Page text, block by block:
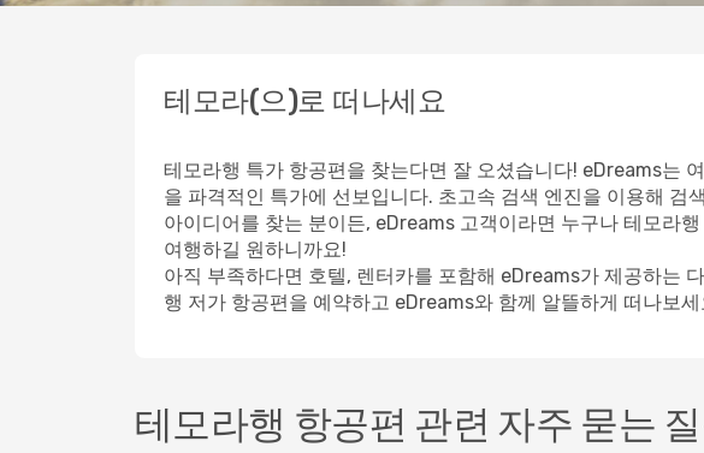
테모라(으)로 떠나세요
테모라행 특가 항공편을 찾는다면 잘 오셨습니다! eDreams는
을 파격적인 특가에 선보입니다. 초고속 검색 엔진을 이용해
아이디어를 찾는 분이든, eDreams 고객이라면 누구나 테모라
여행하길 원하니까요!
아직 부족하다면 호텔, 렌터카를 포함해 eDreams가 제공하는
행 저가 항공편을 예약하고 eDreams와 함께 알뜰하게 떠나보세
테모라행 항공편 관련 자주 묻는